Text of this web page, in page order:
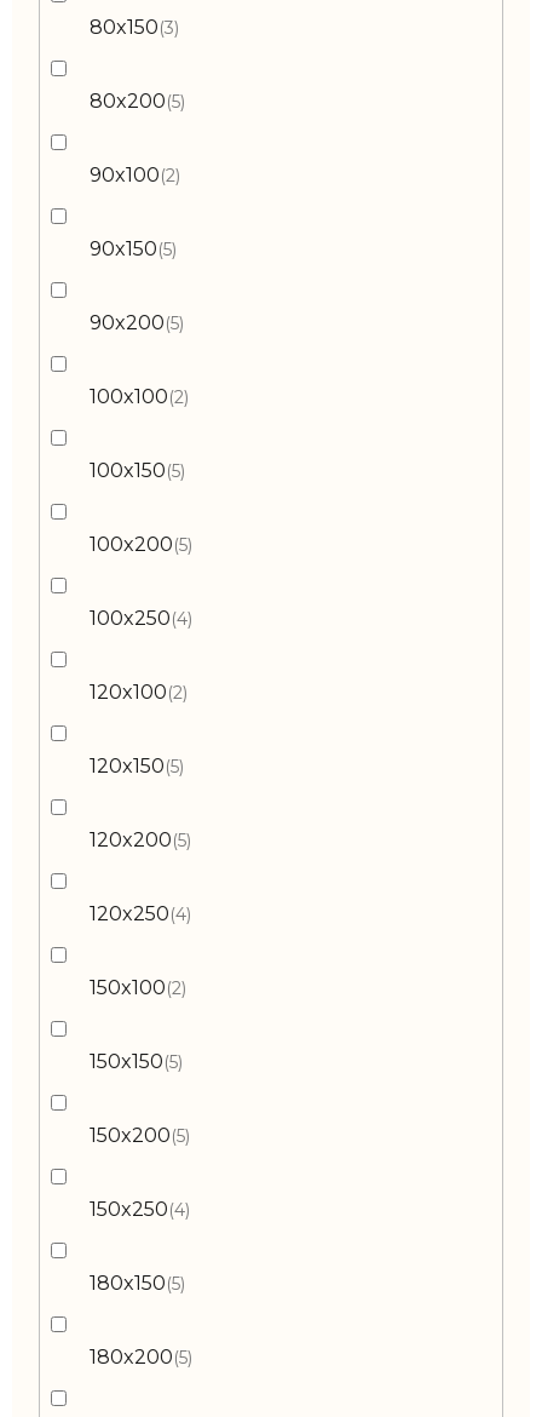
80x150 3
80x200 5
90x100 2
90x150 5
90x200 5
100x100 2
100x150 5
100x200 5
100x250 4
120x100 2
120x150 5
120x200 5
120x250 4
150x100 2
150x150 5
150x200 5
150x250 4
180x150 5
180x200 5